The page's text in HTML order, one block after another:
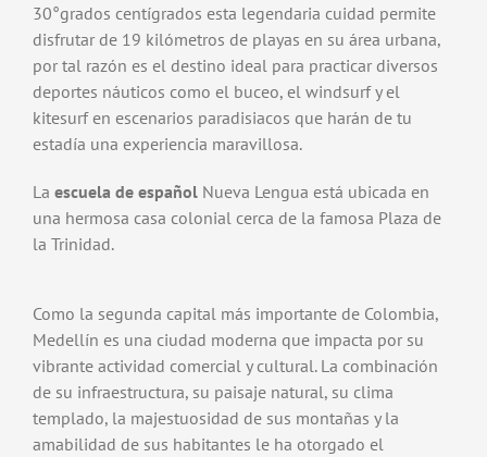
30°grados centígrados esta legendaria cuidad permite
disfrutar de 19 kilómetros de playas en su área urbana,
por tal razón es el destino ideal para practicar diversos
deportes náuticos como el buceo, el windsurf y el
kitesurf en escenarios paradisiacos que harán de tu
estadía una experiencia maravillosa.
La escuela de español Nueva Lengua está ubicada en
una hermosa casa colonial cerca de la famosa Plaza de
la Trinidad.
Como la segunda capital más importante de Colombia,
Medellín es una ciudad moderna que impacta por su
vibrante actividad comercial y cultural. La combinación
de su infraestructura, su paisaje natural, su clima
templado, la majestuosidad de sus montañas y la
amabilidad de sus habitantes le ha otorgado el